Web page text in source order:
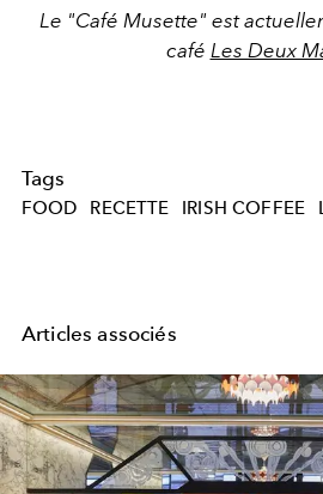
Le "Café Musette" est
café Les Deux
Tags
FOOD RECETTE IRISH COFFEE
Articles associés